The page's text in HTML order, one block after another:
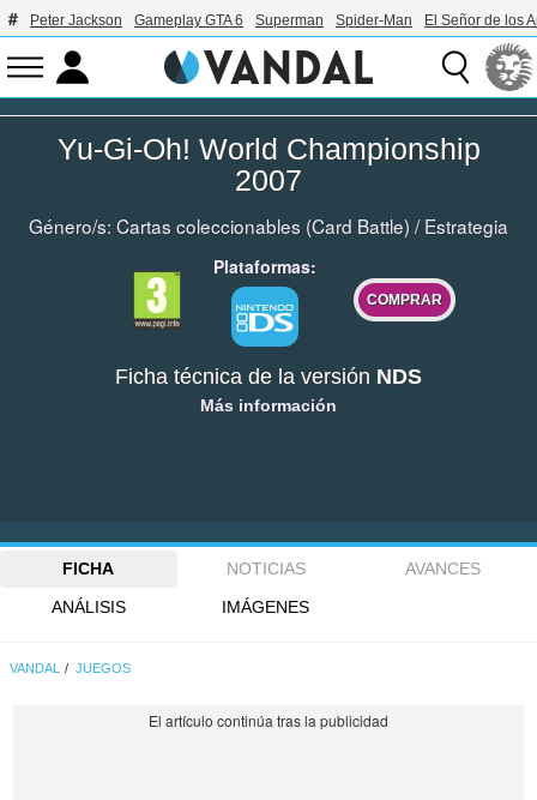
Peter Jackson Gameplay GTA 6 Superman Spider-Man El Señor de los
Yu-Gi-Oh! World Championship
2007
Género/s: Cartas coleccionables (Card Battle) /Estrategia
Plataformas:
COMPRAR
Ficha técnica de la versión NDS
Más información
FICHA NOTICIAS
AVANCES
ANÁLISIS
IMÁGENES
VANDAL JUEGOS